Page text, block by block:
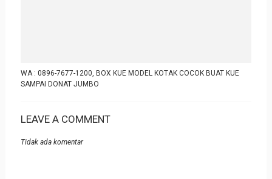
WA : 0896-7677-1200, BOX KUE MODEL KOTAK COCOK BUAT KUE
SAMPAI DONAT JUMBO
LEAVE A COMMENT
Tidak ada komentar